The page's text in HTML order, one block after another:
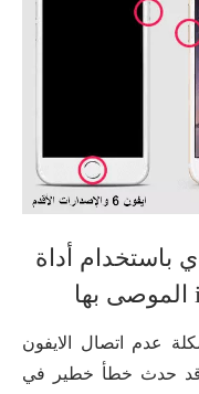
باستخدام أداة
عدم اتصال الايفون
قد حدث خطأ خطير في